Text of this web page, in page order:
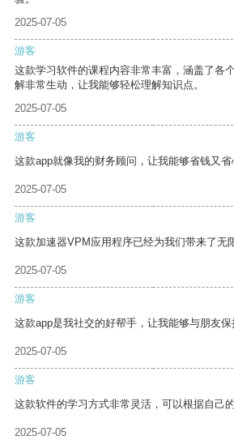
2025-07-05
游客
这款学习软件的课程内容非常丰富，涵盖了各
解非常生动，让我能够轻松理解知识点。
2025-07-05
游客
这款app就像我的财务顾问，让我能够省钱又省
2025-07-05
游客
这款加速器VPM应用程序已经为我们带来了无
2025-07-05
游客
这款app是我社交的好帮手，让我能够与朋友保
2025-07-05
游客
这款软件的学习方式非常灵活，可以根据自己
2025-07-05